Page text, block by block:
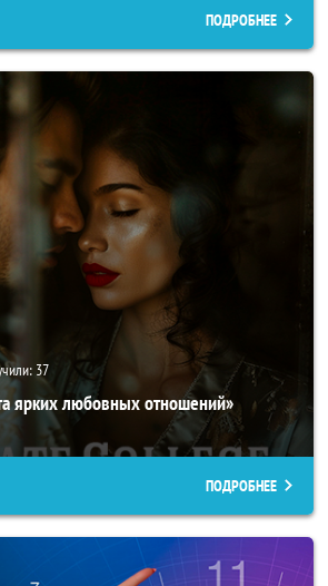
ПОДРОБНЕЕ
37
ярких любовных отношений»
ПОДРОБНЕЕ